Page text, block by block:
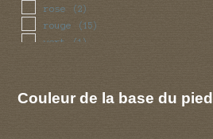
rose (2)
rouge (15)
vert (1)
Couleur de la base du pied